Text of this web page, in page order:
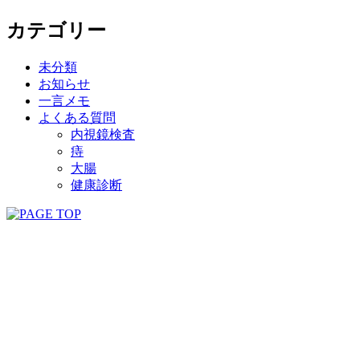
カテゴリー
未分類
お知らせ
一言メモ
よくある質問
内視鏡検査
痔
大腸
健康診断